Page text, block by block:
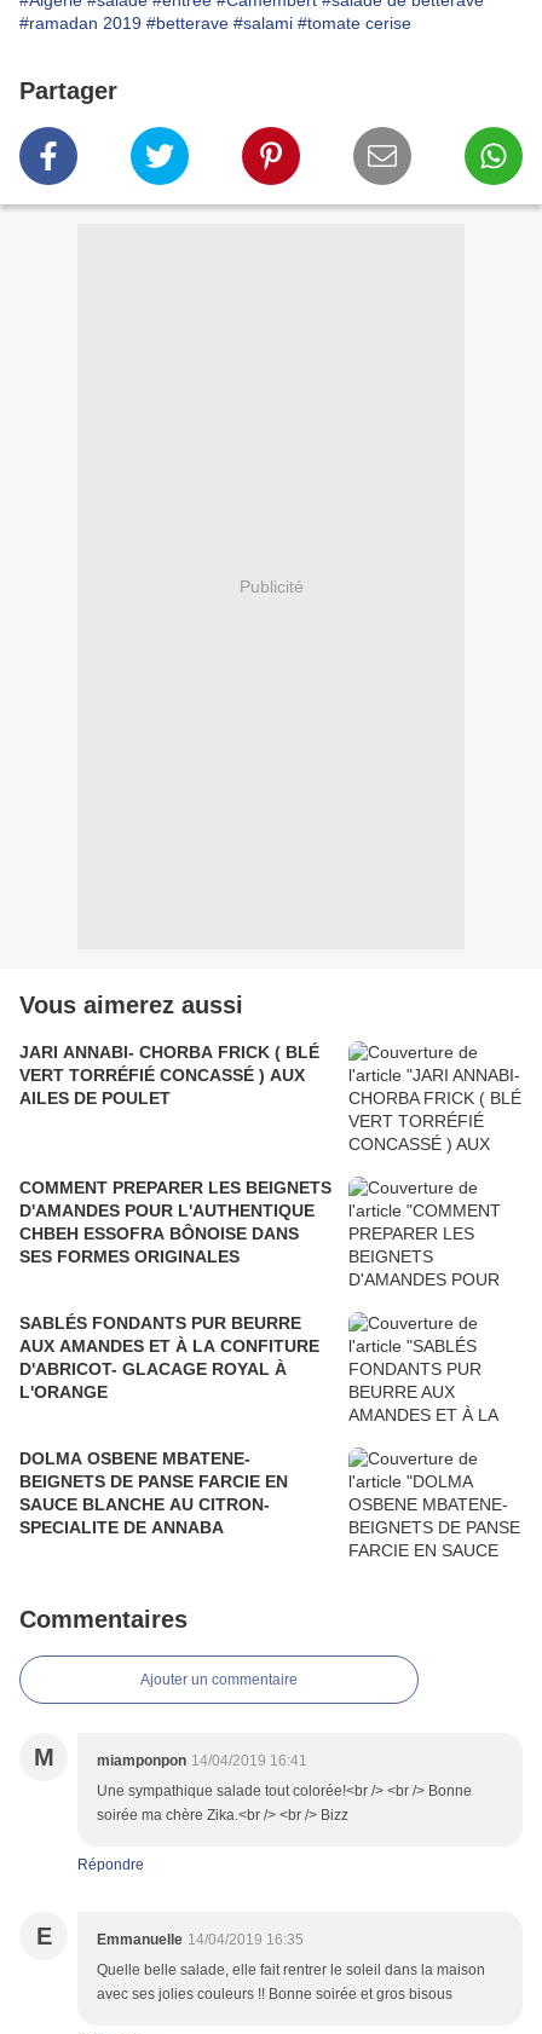
#ramadan 2019 #betterave #salami #tomate cerise
Partager
Publicité
Vous aimerez aussi
JARI ANNABI- CHORBA FRICK ( BLÉ
VERT TORRÉFIÉ CONCASSÉ ) AUX
AILES DE POULET
COMMENT PREPARER LES BEIGNETS
D'AMANDES POUR L'AUTHENTIQUE
CHBEH ESSOFRA BÔNOISE DANS
SES FORMES ORIGINALES
SABLÉS FONDANTS PUR BEURRE
AUX AMANDES ET À LA CONFITURE
D'ABRICOT- GLACAGE ROYAL À
L'ORANGE
DOLMA OSBENE MBATENE-
BEIGNETS DE PANSE FARCIE EN
SAUCE BLANCHE AU CITRON-
SPECIALITE DE ANNABA
Commentaires
Ajouter un commentaire
M miamponpon 14/04/2019 16:41
Une sympathique salade tout colorée!<br /> <br /> Bonne
soirée ma chère Zika.<br /> <br /> Bizz
Répondre
E Emmanuelle 14/04/2019 16:35
Quelle belle salade, elle fait rentrer le soleil dans la maison
avec ses jolies couleurs !! Bonne soirée et gros bisous